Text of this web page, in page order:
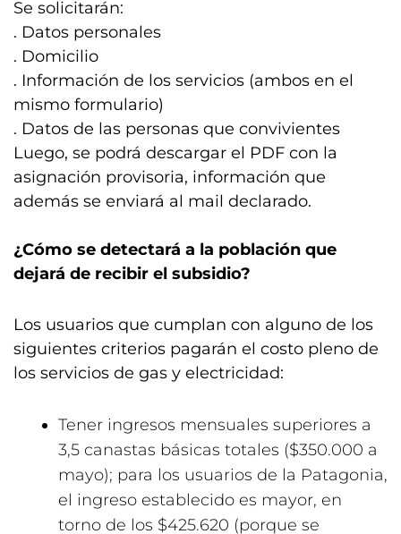
Se solicitarán:
. Datos personales
. Domicilio
. Información de los servicios (ambos en el
mismo formulario)
. Datos de las personas que convivientes
Luego, se podrá descargar el PDF con la
asignación provisoria, información que
además se enviará al mail declarado.
¿Cómo se detectará a la población que
dejará de recibir el subsidio?
Los usuarios que cumplan con alguno de los
siguientes criterios pagarán el costo pleno de
los servicios de gas y electricidad:
Tener ingresos mensuales superiores a
3,5 canastas básicas totales ($350.000 a
mayo); para los usuarios de la Patagonia,
el ingreso establecido es mayor, en
torno de los $425.620 (porque se